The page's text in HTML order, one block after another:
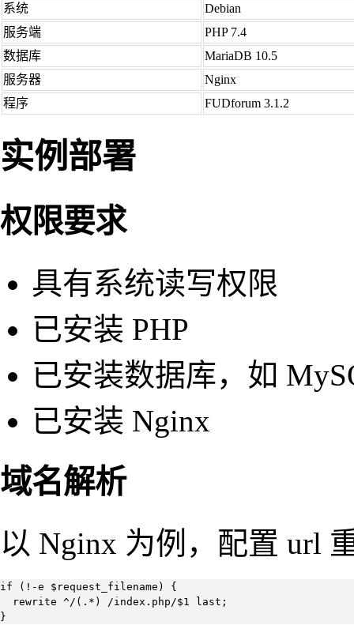
系统
Debian
服务端
PHP 7.4
数据库
MariaDB 10.5
服务器
Nginx
程序
FUDforum 3.1.2
实例部署
权限要求
具有系统读写权限
已安装 PHP
已安装数据库，如
已安装 Nginx
域名解析
以 Nginx 为例，配置 url
if (!-e $request_filename) {
  rewrite ^/(.*) /index.php/$1 last;
}